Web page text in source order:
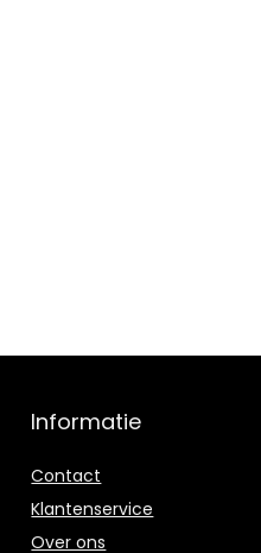
Informatie
Contact
Klantenservice
Over ons